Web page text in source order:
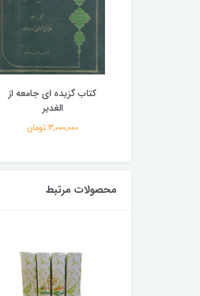
کتاب گزیده ای جامعه از
الغدیر
3,000,000 تومان
محصولات مرتبط